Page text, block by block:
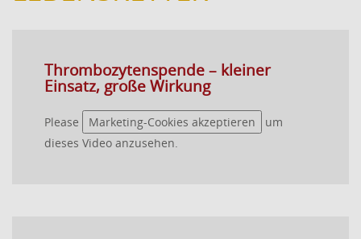
Thrombozytenspende – kleiner
Einsatz, große Wirkung
Please Marketing-Cookies akzeptieren
um
dieses Video anzusehen.